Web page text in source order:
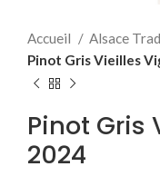
Accueil
Alsace
Pinot Gris Vieilles
Pinot Gris
2024